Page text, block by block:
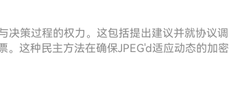
决策过程的权力。这包括提出建议并就协议调
这种民主方法在确保JPEG'd适应动态的加密